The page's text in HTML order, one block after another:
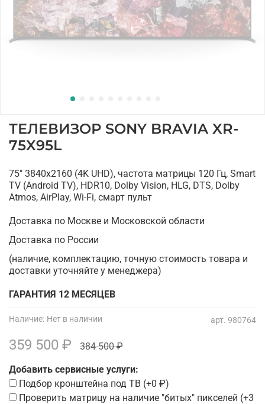
арт. 980764
Наличие: Нет в наличии
ТЕЛЕВИЗОР SONY BRAVIA XR-
75X95L
359 500 ₽ 384 500 ₽
Добавить сервисные услуги:
Подбор кронштейна под ТВ (+0 ₽)
Проверить матрицу на наличие "битых" пикселей (+3
75" 3840x2160 (4K UHD), частота матрицы 120 Гц, Smart
TV (Android TV), HDR10, Dolby Vision, HLG, DTS, Dolby
Atmos, AirPlay, Wi-Fi, смарт пульт
Доставка по Москве и Московской области
Доставка по России
(наличие, комплектацию, точную стоимость товара и
доставки уточняйте у менеджера)
ГАРАНТИЯ 12 МЕСЯЦЕВ